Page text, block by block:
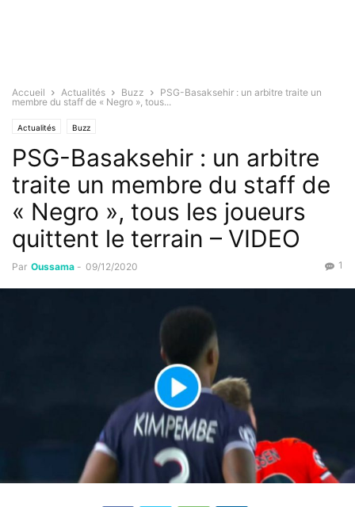
Accueil Actualités Buzz
PSG-Basaksehir : un arbitre traite un
membre du staff de « Negro », tous...
Actualités Buzz
PSG-Basaksehir : un arbitre
traite un membre du staff de
« Negro », tous les joueurs
quittent le terrain – VIDEO
Par Oussama - 09/12/2020 1